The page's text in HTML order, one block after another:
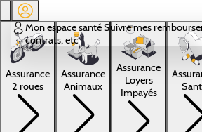
Aller au contenu principal
Mon espace santéSuivre mes
contrats, etc
Assurance
2 roues
Assurance
Animaux
Assurance
Loyers
Impayés